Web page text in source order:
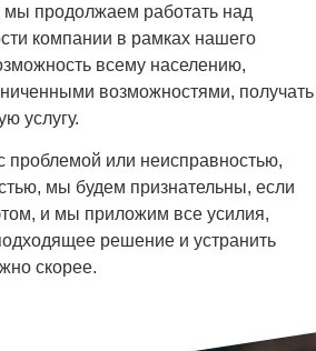
мы продолжаем работать над
компании в рамках нашего
всему населению,
возможностями, получать
услугу.
проблемой или неисправностью,
мы будем признательны, если
и мы приложим все усилия,
решение и устранить
скорее.